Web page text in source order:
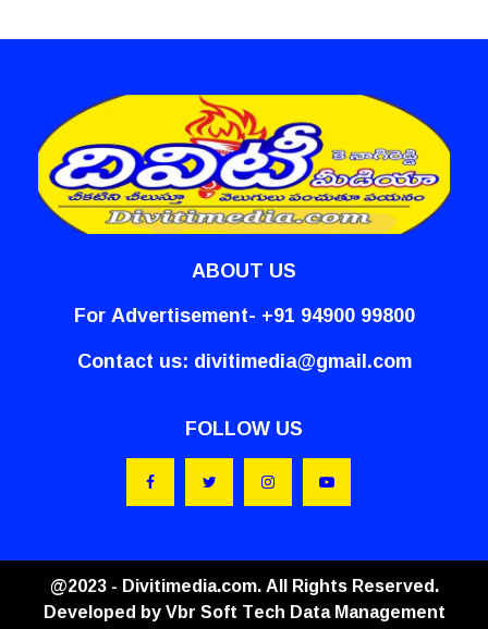
ABOUT US
For Advertisement- +91 94900 99800
Contact us: divitimedia@gmail.com
FOLLOW US
@2023 - Divitimedia.com. All Rights Reserved.
Developed byVbr Soft Tech Data Management